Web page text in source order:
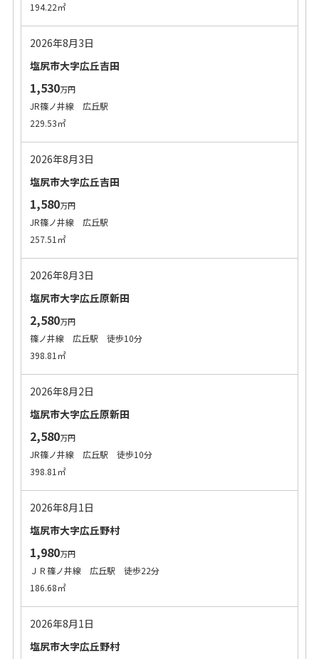
194.22㎡
2026年8月3日
塩尻市大字広丘吉田
1,530万円
JR篠ノ井線 広丘駅
229.53㎡
2026年8月3日
塩尻市大字広丘吉田
1,580万円
JR篠ノ井線 広丘駅
257.51㎡
2026年8月3日
塩尻市大字広丘原新田
2,580万円
篠ノ井線 広丘駅 徒歩10分
398.81㎡
2026年8月2日
塩尻市大字広丘原新田
2,580万円
JR篠ノ井線 広丘駅 徒歩10分
398.81㎡
2026年8月1日
塩尻市大字広丘野村
1,980万円
ＪＲ篠ノ井線 広丘駅 徒歩22分
186.68㎡
2026年8月1日
塩尻市大字広丘野村